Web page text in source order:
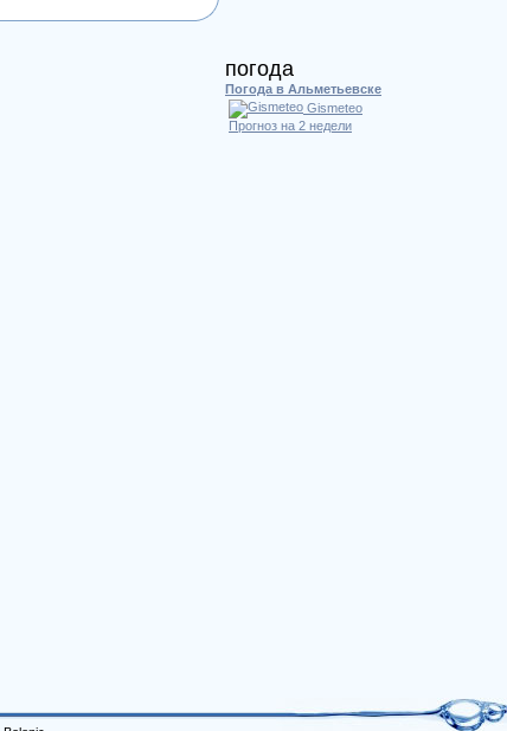
погода
Погода в Альметьевске
Gismeteo
Прогноз на 2 недели